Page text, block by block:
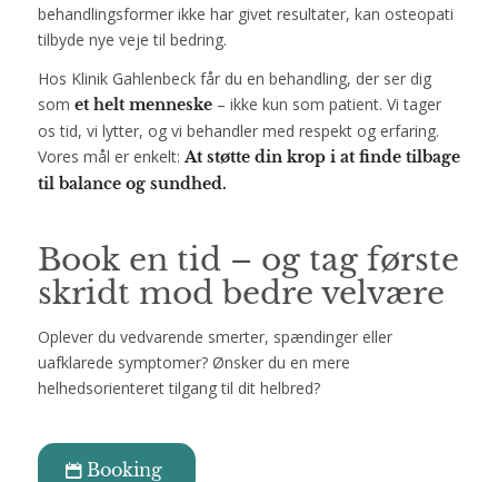
behandlingsformer ikke har givet resultater, kan osteopati
tilbyde nye veje til bedring.
Hos Klinik Gahlenbeck får du en behandling, der ser dig
som et helt menneske– ikke kun som patient. Vi tager
os tid, vi lytter, og vi behandler med respekt og erfaring.
Vores mål er enkelt:At støtte din krop i at finde tilbage
til balance og sundhed.
Book en tid – og tag første
skridt mod bedre velvære
Oplever du vedvarende smerter, spændinger eller
uafklarede symptomer? Ønsker du en mere
helhedsorienteret tilgang til dit helbred?
Booking